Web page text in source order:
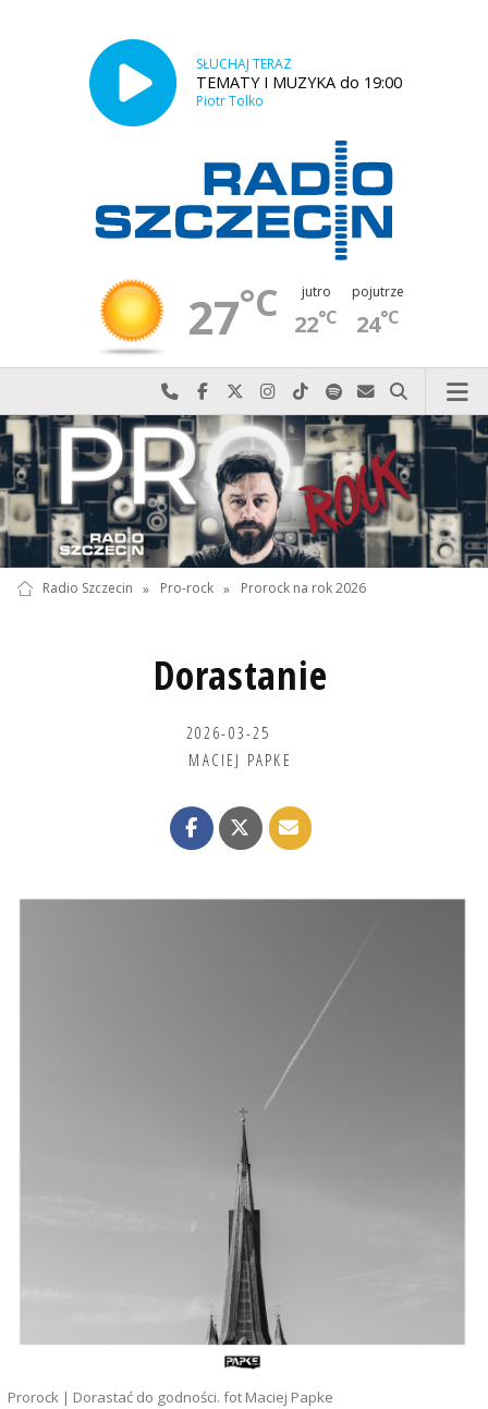
SŁUCHAJ TERAZ
TEMATY I MUZYKA do 19:00
Piotr Tolko
27°C jutro
22°C
pojutrze
24°C
Najlepiej po prostu do nas zadzwoń
Odwiedź nas na Facebook-u
Odwiedź nas na X
Odwiedź nas na Instagram-ie
Odwiedź nas na TikTok-u
Szukaj nas na Spotify
Wyślij do nas
Szukaj
Radio Szczecin » Pro-rock » Prorock na rok 2026
Dorastanie
2026-03-25
MACIEJ PAPKE
Prorock | Dorastać do godności. fot Maciej Papke